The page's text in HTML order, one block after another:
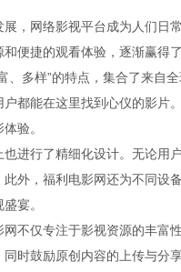
，网络影视平台成为人们日
和便捷的观看体验，逐渐赢得
、多样”的特点，集合了来自
都能在这里找到心仪的影片
验。
进行了精细化设计。无论用
外，福利电影网还为不同设
宴。
不仅专注于影视资源的丰富
时鼓励原创内容的上传与分